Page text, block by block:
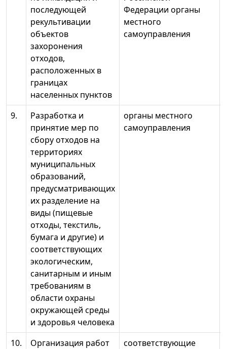
последующей
рекультивации
объектов
захоронения
отходов,
расположенных в
границах
населенных пунктов
Федерации органы
местного
самоуправления
9.
Разработка и
принятие мер по
сбору отходов на
территориях
муниципальных
образований,
предусматривающих
их разделение на
виды (пищевые
отходы, текстиль,
бумага и другие) и
соответствующих
экологическим,
санитарным и иным
требованиям в
области охраны
окружающей среды
и здоровья человека
органы местного
самоуправления
10.
Организация работ
соответствующие